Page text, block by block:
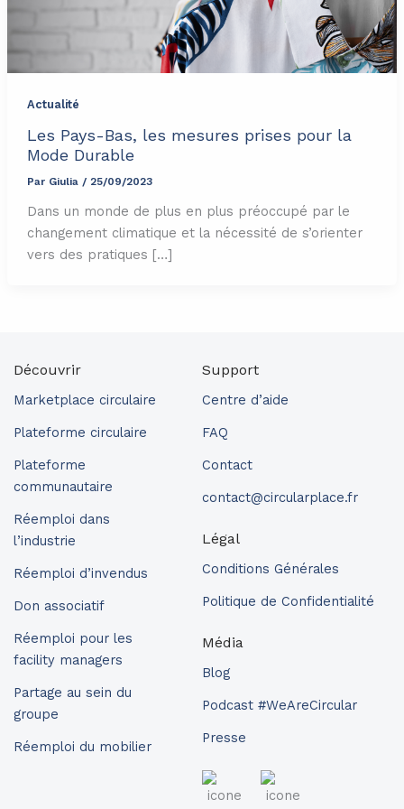
Actualité
Les Pays-Bas, les mesures prises pour la
Mode Durable
Par Giulia / 25/09/2023
Dans un monde de plus en plus préoccupé par le
changement climatique et la nécessité de s’orienter
vers des pratiques […]
Découvrir
Marketplace circulaire
Plateforme circulaire
Plateforme
communautaire
Réemploi dans
l’industrie
Réemploi d’invendus
Don associatif
Réemploi pour les
facility managers
Partage au sein du
groupe
Réemploi du mobilier
Support
Centre d’aide
FAQ
Contact
contact@circularplace.fr
Légal
Conditions Générales
Politique de Confidentialité
Média
Blog
Podcast #WeAreCircular
Presse